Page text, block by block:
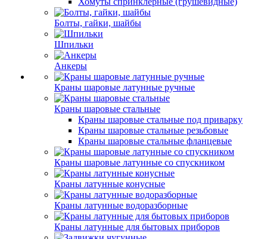
Болты, гайки, шайбы
Шпильки
Анкеры
Краны шаровые латунные ручные
Краны шаровые стальные
Краны шаровые стальные под приварку
Краны шаровые стальные резьбовые
Краны шаровые стальные фланцевые
Краны шаровые латунные со спускником
Краны латунные конусные
Краны латунные водоразборные
Краны латунные для бытовых приборов